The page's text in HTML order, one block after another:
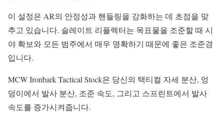
이 설정은 AR의 안정성과 핸들링을 강화하는 데 초점을 맞
추고 있습니다. 슬레이트 리플렉터는 목표물을 조준할 때 시
야 확보와 모든 범주에서 매우 명확하기 때문에 좋은 조준경
입니다.
MCW Ironbark Tactical Stock은 당신의 택티컬 자세 분산, 엉
덩이에서 발사 분산, 조준 속도, 그리고 스프린트에서 발사
속도를 증가시켜줍니다.